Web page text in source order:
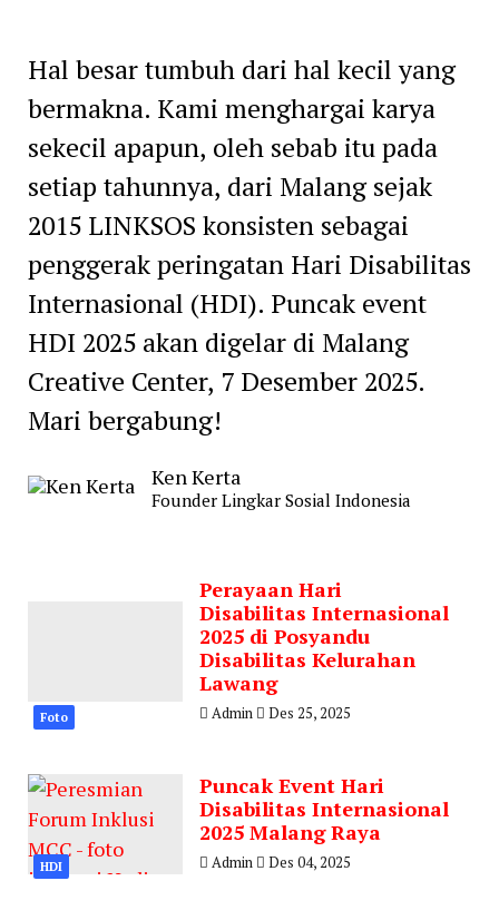
Hal besar tumbuh dari hal kecil yang
bermakna. Kami menghargai karya
sekecil apapun, oleh sebab itu pada
setiap tahunnya, dari Malang sejak
2015 LINKSOS konsisten sebagai
penggerak peringatan Hari Disabilitas
Internasional (HDI). Puncak event
HDI 2025 akan digelar di Malang
Creative Center, 7 Desember 2025.
Mari bergabung!
Ken Kerta
Founder Lingkar Sosial Indonesia
Foto
Perayaan Hari
Disabilitas Internasional
2025 di Posyandu
Disabilitas Kelurahan
Lawang
Admin Des 25, 2025
HDI
Puncak Event Hari
Disabilitas Internasional
2025 Malang Raya
Admin Des 04, 2025